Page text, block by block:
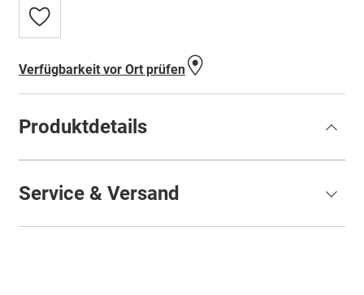
Zur
Wunschliste
Verfügbarkeit vor Ort prüfen
Produktdetails
Service & Versand